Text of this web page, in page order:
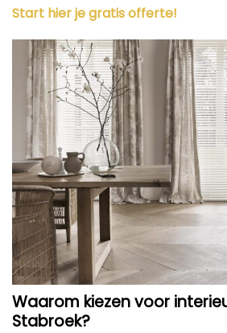
Start hier je gratis offerte!
Waarom kiezen voor
Stabroek?